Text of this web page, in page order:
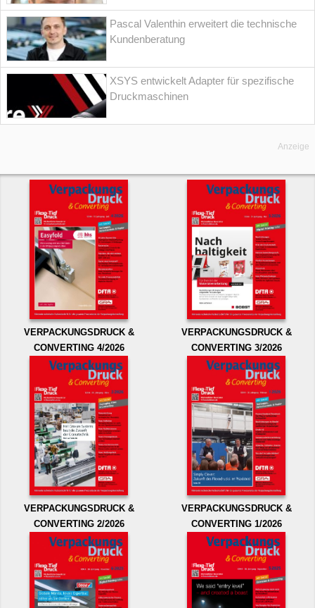
Pascal Valenthin erweitert die technische
Kundenberatung
XSYS entwickelt Adapter für spezifische
Druckmaschinen
Anzeige
VERPACKUNGSDRUCK &
CONVERTING 4/2026
VERPACKUNGSDRUCK &
CONVERTING 3/2026
VERPACKUNGSDRUCK &
CONVERTING 2/2026
VERPACKUNGSDRUCK &
CONVERTING 1/2026